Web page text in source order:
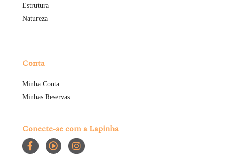
Estrutura
Natureza
Conta
Minha Conta
Minhas Reservas
Conecte-se com a Lapinha